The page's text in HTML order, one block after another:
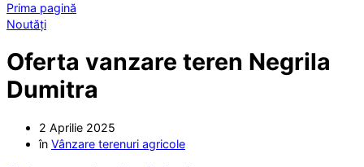
Prima pagină
Noutăți
Oferta vanzare teren Negrila
Dumitra
2 Aprilie 2025
în Vânzare terenuri agricole